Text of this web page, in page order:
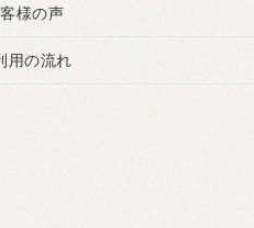
様の声
用の流れ